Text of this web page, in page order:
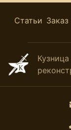
Статьи Заказ